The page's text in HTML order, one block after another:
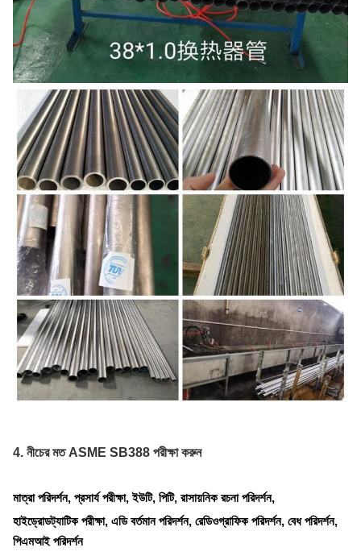
4. নীচের মত ASME SB388 পরীক্ষা করুন
মাত্রা পরিদর্শন, প্রসার্য পরীক্ষা, ইউটি, পিটি, রাসায়নিক রচনা পরিদর্শন,
হাইড্রোডট্যাটিক পরীক্ষা, এডি বর্তমান পরিদর্শন, রেডিওগ্রাফিক পরিদর্শন, বেধ পরিদর্শন,
পিএমআই পরিদর্শন